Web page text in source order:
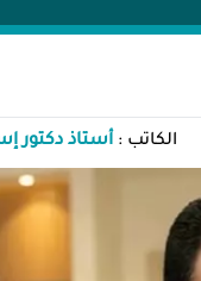
الكاتب : أستاذ دكتور